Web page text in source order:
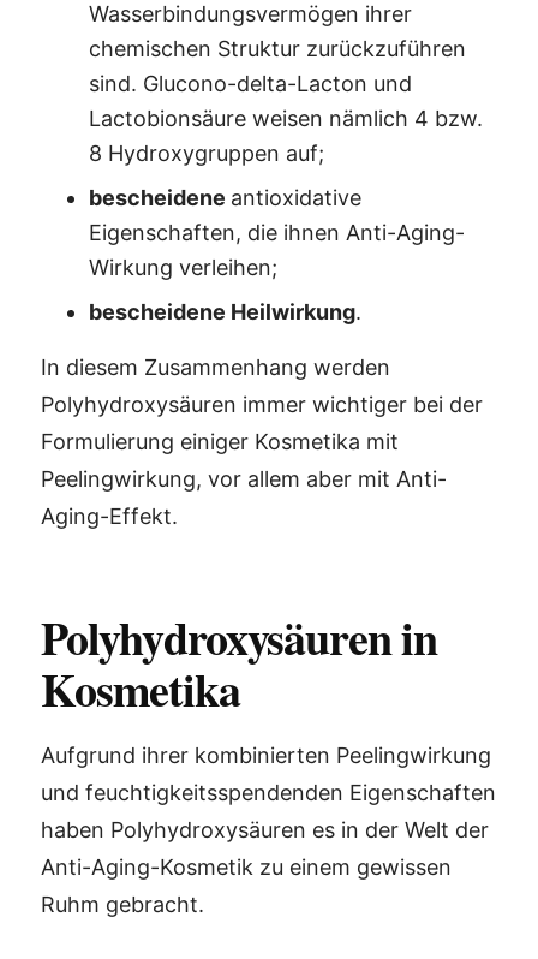
Wasserbindungsvermögen ihrer
chemischen Struktur zurückzuführen
sind. Glucono-delta-Lacton und
Lactobionsäure weisen nämlich 4 bzw.
8 Hydroxygruppen auf;
bescheidene antioxidative
Eigenschaften, die ihnen Anti-Aging-
Wirkung verleihen;
bescheidene Heilwirkung.
In diesem Zusammenhang werden
Polyhydroxysäuren immer wichtiger bei der
Formulierung einiger Kosmetika mit
Peelingwirkung, vor allem aber mit Anti-
Aging-Effekt.
Polyhydroxysäuren in
Kosmetika
Aufgrund ihrer kombinierten Peelingwirkung
und feuchtigkeitsspendenden Eigenschaften
haben Polyhydroxysäuren es in der Welt der
Anti-Aging-Kosmetik zu einem gewissen
Ruhm gebracht.